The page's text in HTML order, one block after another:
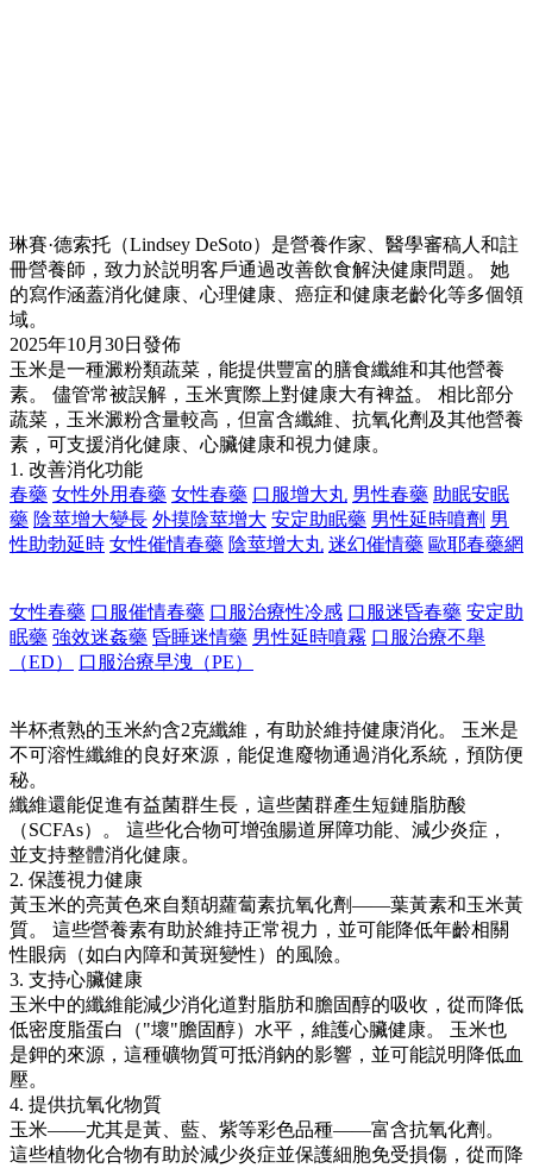
琳賽·德索托（Lindsey DeSoto）是營養作家、醫學審稿人和註
冊營養師，致力於説明客戶通過改善飲食解決健康問題。 她
的寫作涵蓋消化健康、心理健康、癌症和健康老齡化等多個領
域。
2025年10月30日發佈
玉米是一種澱粉類蔬菜，能提供豐富的膳食纖維和其他營養
素。 儘管常被誤解，玉米實際上對健康大有裨益。 相比部分
蔬菜，玉米澱粉含量較高，但富含纖維、抗氧化劑及其他營養
素，可支援消化健康、心臟健康和視力健康。
1. 改善消化功能
春藥 女性外用春藥 女性春藥 口服增大丸 男性春藥 助眠安眠
藥 陰莖增大變長 外摸陰莖增大 安定助眠藥 男性延時噴劑 男
性助勃延時 女性催情春藥 陰莖增大丸 迷幻催情藥 歐耶春藥網
女性春藥 口服催情春藥 口服治療性冷感 口服迷昏春藥 安定助
眠藥 強效迷姦藥 昏睡迷情藥 男性延時噴霧 口服治療不舉
（ED）
口服治療早洩（PE）
半杯煮熟的玉米約含2克纖維，有助於維持健康消化。 玉米是
不可溶性纖維的良好來源，能促進廢物通過消化系統，預防便
秘。
纖維還能促進有益菌群生長，這些菌群產生短鏈脂肪酸
（SCFAs）。 這些化合物可增強腸道屏障功能、減少炎症，
並支持整體消化健康。
2. 保護視力健康
黃玉米的亮黃色來自類胡蘿蔔素抗氧化劑——葉黃素和玉米黃
質。 這些營養素有助於維持正常視力，並可能降低年齡相關
性眼病（如白內障和黃斑變性）的風險。
3. 支持心臟健康
玉米中的纖維能減少消化道對脂肪和膽固醇的吸收，從而降低
低密度脂蛋白（"壞"膽固醇）水平，維護心臟健康。 玉米也
是鉀的來源，這種礦物質可抵消鈉的影響，並可能説明降低血
壓。
4. 提供抗氧化物質
玉米——尤其是黃、藍、紫等彩色品種——富含抗氧化劑。
這些植物化合物有助於減少炎症並保護細胞免受損傷，從而降